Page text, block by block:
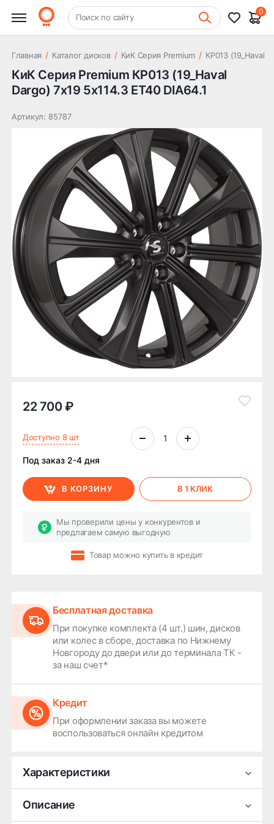
+7 (831) 261-35-35 Шиномонтаж
Поиск по сайту
0
(19_Haval Dargo) 7x19 5x114.3
ET40 DIA64.1
22 700 ₽
Главная / Каталог дисков / КиК Серия Premium / КР013 (19_Haval
КиК Серия Premium КР013 (19_Haval
Dargo) 7x19 5x114.3 ET40 DIA64.1
Артикул: 85787
22 700 ₽
Доступно 8 шт
Под заказ 2-4 дня
В КОРЗИНУ В 1 КЛИК
Мы проверили цены у конкурентов и
предлагаем самую выгодную
Товар можно купить в кредит
Бесплатная доставка
При покупке комплекта (4 шт.) шин, дисков
или колес в сборе, доставка по Нижнему
Новгороду до двери или до терминала ТК -
за наш счет*
Кредит
При оформлении заказа вы можете
воспользоваться онлайн кредитом
Характеристики
Производитель
Ширина
7
Описание